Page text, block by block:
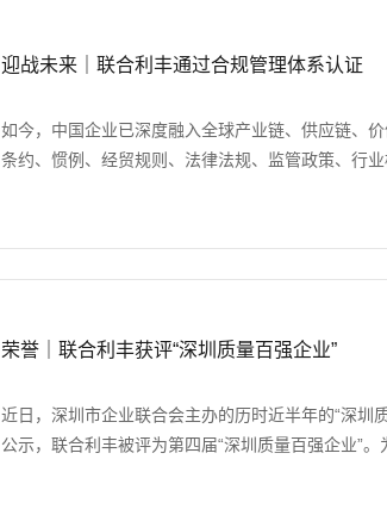
迎战未来｜联合利丰通过合规管理体系认证
如今，中国企业已深度融入全球产业链、供应链、
条约、惯例、经贸规则、法律法规、监管政策、行业
荣誉｜联合利丰获评“深圳质量百强企业”
近日，深圳市企业联合会主办的历时近半年的“深圳
公示，联合利丰被评为第四届“深圳质量百强企业”。